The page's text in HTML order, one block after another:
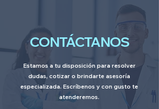
CONTÁCTANOS
Estamos a tu disposición para resolver
dudas, cotizar o brindarte asesoría
especializada. Escríbenos y con gusto te
atenderemos.